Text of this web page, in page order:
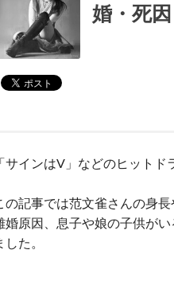
婚・死
「サインはV」などのヒット
の記事では范文雀さんの身
婚原因、息子や娘の子供が
した。